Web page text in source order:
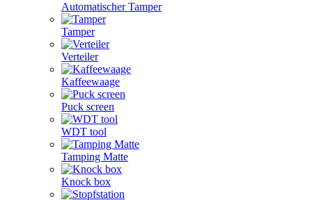
Automatischer Tamper
Tamper
Verteiler
Kaffeewaage
Puck screen
WDT tool
Tamping Matte
Knock box